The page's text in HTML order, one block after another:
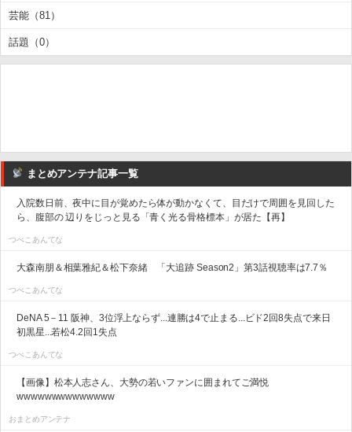
芸能（81）
話題（0）
まとめアンテナ記事一覧
入院数日前、夜中に目が覚めたら体が動かなくて、目だけで周囲を見回した
ら、腹部の 辺りをじっと見る「青く光る骨格標本」が居た【再】
つべこあんてな
大森南朋＆相葉雅紀＆松下奈緒 「大追跡 Season2」第3話視聴率は7.7％
つべこあんてな
DeNA 5－11 阪神、3位浮上ならず...連勝は4で止まる...ビド2回8失点で来日
初黒星...若松4.2回1失点
つべこあんてな
【画像】松本人志さん、大勢の若いファンに囲まれてご満悦
wwwwwwwwwwwwww
おまとめアンテナ